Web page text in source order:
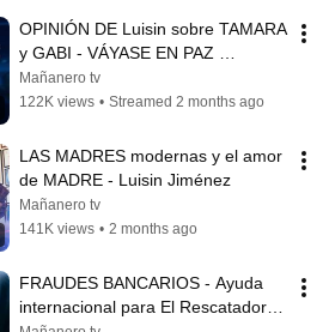
OPINIÓN DE Luisin sobre TAMARA
y GABI - VÁYASE EN PAZ
SENADOR - Luisin Jiménez
Mañanero tv
122K views • Streamed 2 months ago
LAS MADRES modernas y el amor
de MADRE - Luisin Jiménez
Mañanero tv
141K views • 2 months ago
FRAUDES BANCARIOS - Ayuda
internacional para El Rescatador y